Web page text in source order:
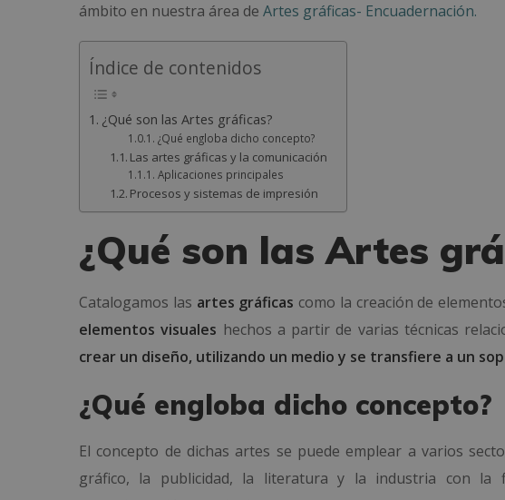
ámbito en nuestra área de Artes gráficas- Encuadernación.
Índice de contenidos
¿Qué son las Artes gráficas?
¿Qué engloba dicho concepto?
Las artes gráficas y la comunicación
Aplicaciones principales
Procesos y sistemas de impresión
¿Qué son las Artes
Catalogamos las artes gráficas como la creación de
elementos visuales hechos a partir de varias técnicas
crear un diseño, utilizando un medio y se transfiere a un
¿Qué engloba dicho concepto?
El concepto de dichas artes se puede emplear a varios
gráfico, la publicidad, la literatura y la industria con la